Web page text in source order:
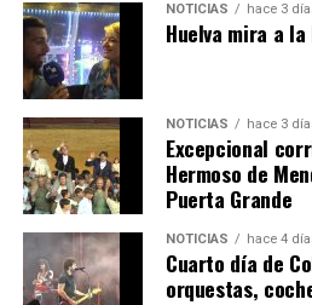
4º DÍA DE LAS FIESTAS
hace 4 días Huelvatv
NOTICIAS hace 3
Huelva mira a la
NOTICIAS hace 3
Excepcional
Hermoso de
Puerta Grande
NOTICIAS hace 4
Cuarto día de
orquestas,